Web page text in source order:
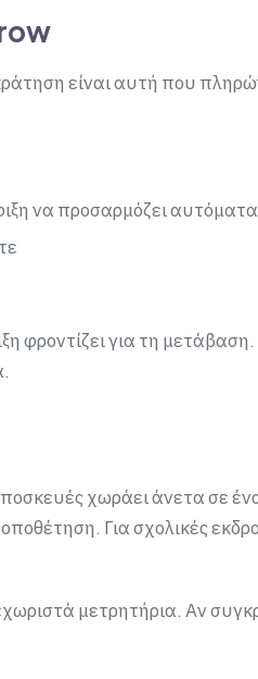
είναι αυτή που
να προσαρμόζει
φροντίζει για τη μετάβαση.
χωράει άνετα σε
Για σχολικές
μετρητήρια. Αν